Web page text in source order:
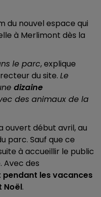
du nouvel espace qui
à Merlimont dès la
le parc, explique
du site. Le
dizaine
des animaux de la
ouvert début avril, au
parc. Sauf que ce
à accueillir le public
Avec des
les vacances
Noël.